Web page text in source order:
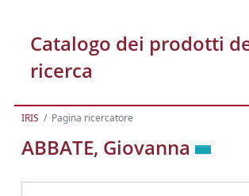
Catalogo dei prodotti
ricerca
IRIS Pagina ricercatore
ABBATE, Giovanna